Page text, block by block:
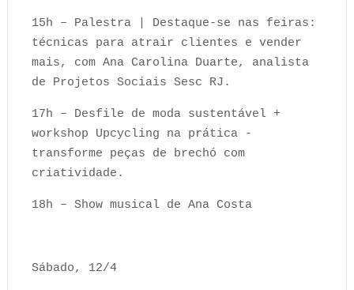
15h – Palestra | Destaque-se nas feiras:
técnicas para atrair clientes e vender
mais, com Ana Carolina Duarte, analista
de Projetos Sociais Sesc RJ.
17h – Desfile de moda sustentável +
workshop Upcycling na prática -
transforme peças de brechó com
criatividade.
18h – Show musical de Ana Costa
Sábado, 12/4